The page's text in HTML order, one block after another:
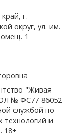
г.
округ, ул. им.
1
"Живая
№ ФС77-86052
службой по
технологий и
18+